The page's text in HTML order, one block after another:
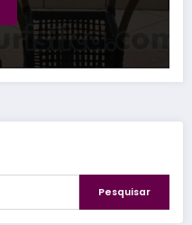
Pesquisar